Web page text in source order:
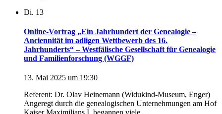
Di. 13
Online-Vortrag „Ein Jahrhundert der Genealogie –
Anciennität im adligen Wettbewerb des 16.
Jahrhunderts“ – Westfälische Gesellschaft für Genealogie
und Familienforschung (WGGF)
13. Mai 2025 um 19:30
Referent: Dr. Olav Heinemann (Widukind-Museum, Enger)
Angeregt durch die genealogischen Unternehmungen am Hof
Kaiser Maximilians I. begannen viele…